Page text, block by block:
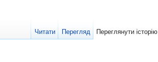
Читати Перегляд Переглянути історію